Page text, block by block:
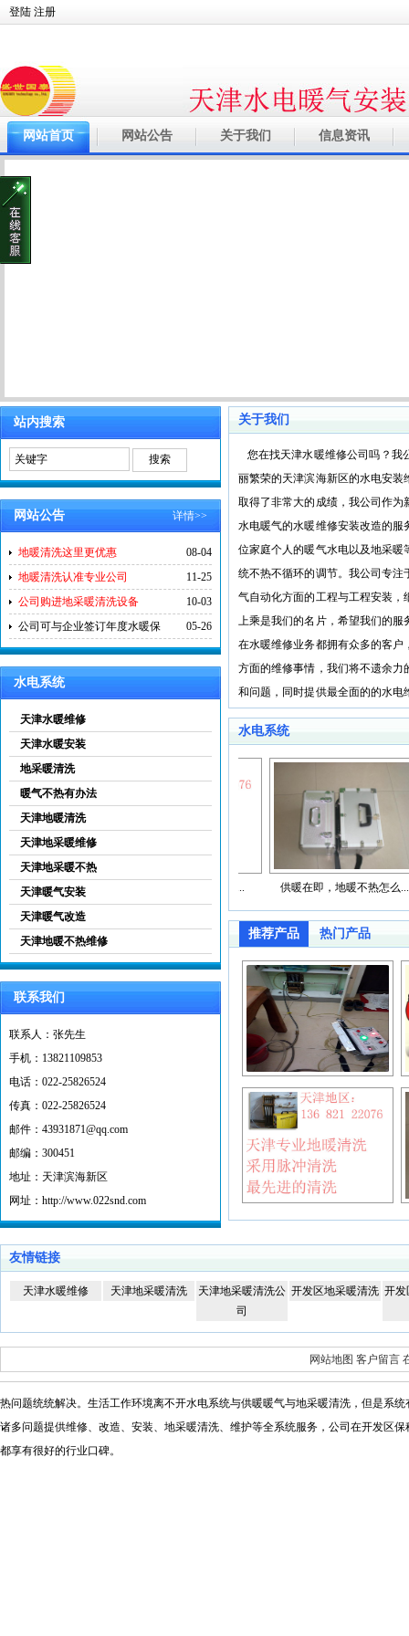
登陆 注册
网站首页 网站公告 关于我们 信息资讯
站内搜索
详情>>
网站公告
08-04
地暖清洗这里更优惠
11-25
地暖清洗认准专业公司
10-03
公司购进地采暖清洗设备
05-26
公司可与企业签订年度水暖保
水电系统
天津水暖维修
天津水暖安装
地采暖清洗
暖气不热有办法
天津地暖清洗
天津地采暖维修
天津地采暖不热
天津暖气安装
天津暖气改造
天津地暖不热维修
联系我们
联系人：张先生
手机：13821109853
电话：022-25826524
传真：022-25826524
邮件：43931871@qq.com
邮编：300451
地址：天津滨海新区
网址：http://www.022snd.com
关于我们
您在找天津水暖维修公司吗？我
丽繁荣的天津滨海新区的水电安装
取得了非常大的成绩，我公司作为
水电暖气的水暖维修安装改造的服
位家庭个人的暖气水电以及地采暖
统不热不循环的调节。我公司专注
气自动化方面的工程与工程安装，
上乘是我们的名片，希望我们的服
在水暖维修业务都拥有众多的客户
方面的维修事情，我们将不遗余力
和问题，同时提供最全面的的水电
维护维修咨询！您的满意就是我
您！
水电系统
安装 供暖在即，地暖不热怎么...
推荐产品 热门产品
友情链接
天津水暖维修 天津地采暖清洗
天津地采暖清洗公
司
开发区地采暖清洗 开发
网站地图 客户留言
热问题统统解决。生活工作环境离不开水电系统与供暖暖气与地采暖清洗，但是系
诸多问题提供维修 、改造、安装、地采暖清洗、维护等全系统服务，公司在开发区
都享有很好的行业口碑。